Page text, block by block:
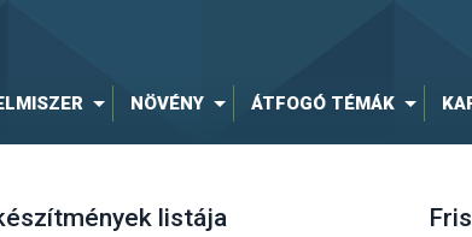
NÖVÉNY ÁTFOGÓ TÉMÁK
listája